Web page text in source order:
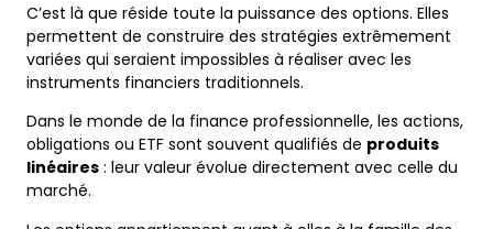
C’est là que réside toute la puissance des options. Elles
permettent de construire des stratégies extrêmement
variées qui seraient impossibles à réaliser avec les
instruments financiers traditionnels.
Dans le monde de la finance professionnelle, les actions,
obligations ou ETF sont souvent qualifiés de produits
linéaires : leur valeur évolue directement avec celle du
marché.